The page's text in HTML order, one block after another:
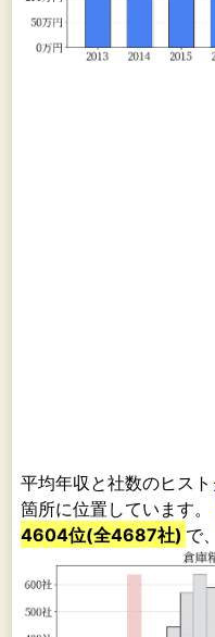
平均年収と社数のヒス
箇所に位置しています。
4604位(全4687社) で